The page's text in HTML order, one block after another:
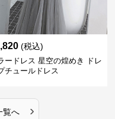
(税込)
ードレス 星空の煌めき ドレ
チュールドレス
覧へ ›